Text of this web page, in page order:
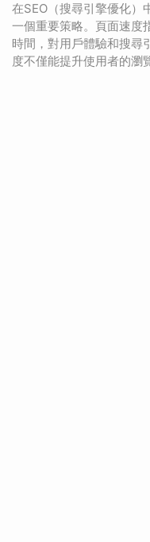
在SEO（搜尋引擎優化）
一個重要策略。頁面速度
時間，對用戶體驗和搜尋
度不僅能提升使用者的瀏